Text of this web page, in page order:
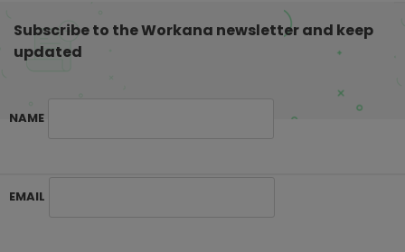
Subscribe to the Workana newsletter and keep
updated
NAME
EMAIL